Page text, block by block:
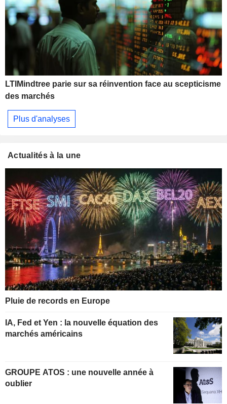
LTIMindtree parie sur sa réinvention face au scepticisme
des marchés
Plus d'analyses
Actualités à la une
Pluie de records en Europe
IA, Fed et Yen : la nouvelle équation des
marchés américains
GROUPE ATOS : une nouvelle année à
oublier